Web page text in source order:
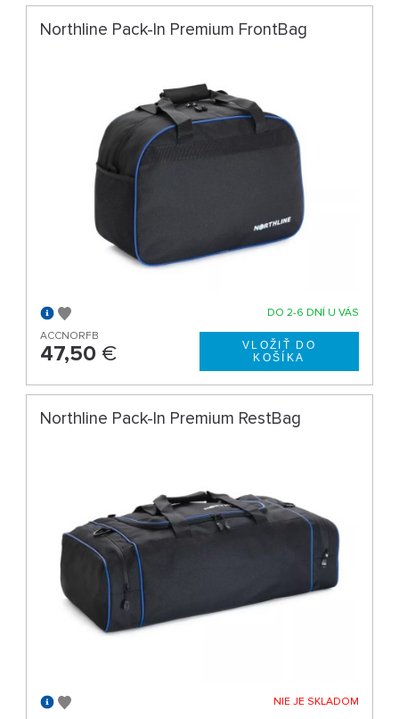
Northline Pack-In Premium FrontBag
DO 2-6 DNÍ U VÁS
ACCNORFB
47,50 €
Northline Pack-In Premium RestBag
NIE JE SKLADOM